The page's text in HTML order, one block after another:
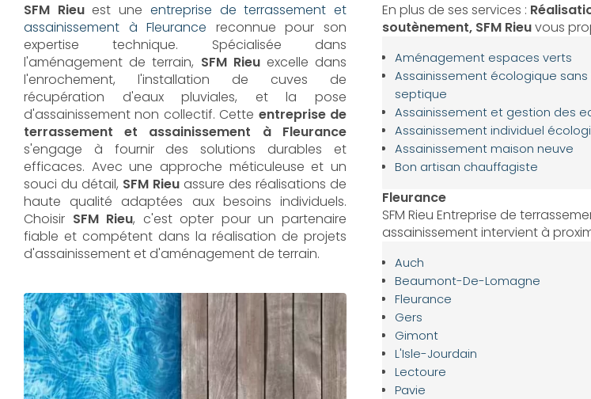
SFM Rieuest une entreprise de terrassement et
assainissement à Fleurance reconnue pour son
expertise technique. Spécialisée dans
l'aménagement de terrain, SFM Rieuexcelle dans
l'enrochement, l'installation de cuves de
récupération d'eaux pluviales, et la pose
d'assainissement non collectif. Cette entreprise de
terrassement et assainissement à Fleurance
s'engage à fournir des solutions durables et
efficaces. Avec une approche méticuleuse et un
souci du détail, SFM Rieu assure des réalisations de
haute qualité adaptées aux besoins individuels.
Choisir SFM Rieu, c'est opter pour un partenaire
fiable et compétent dans la réalisation de projets
d'assainissement et d'aménagement de terrain.
En plus de ses services :
soutènement, SFM Rieuvous
Aménagement espaces verts
Assainissement écologique sans
septique
Assainissement et gestion des
Assainissement individuel
Assainissement maison neuve
Bon artisan chauffagiste
Fleurance
SFM Rieu Entreprise de
assainissement intervient à
Auch
Beaumont-De-Lomagne
Fleurance
Gers
Gimont
L'Isle-Jourdain
Lectoure
Pavie